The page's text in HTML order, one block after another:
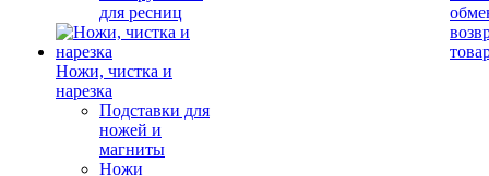
для ресниц
Ножи, чистка и
нарезка
Подставки для
ножей и
магниты
Ножи